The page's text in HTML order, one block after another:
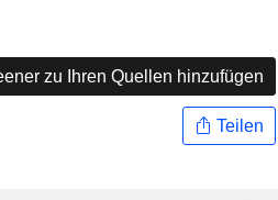
zu Ihren Quellen hinzufügen
Teilen